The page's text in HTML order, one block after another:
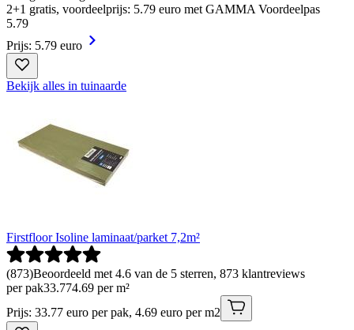
2+1 gratis, voordeelprijs: 5.79 euro met GAMMA Voordeelpas
5.79
Prijs: 5.79 euro
Bekijk alles in tuinaarde
Firstfloor Isoline laminaat/parket 7,2m²
(873)Beoordeeld met 4.6 van de 5 sterren, 873 klantreviews
per pak33.774.69 per m²
Prijs: 33.77 euro per pak, 4.69 euro per m2